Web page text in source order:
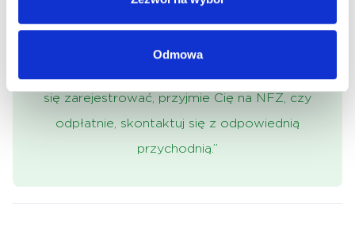
Odmowa
której jednostce przyjmuje, udzielać porad w
ramach kontraktu NFZ lub komercyjnie.
się zarejestrować, przyjmie Cię na NFZ, czy
odpłatnie, skontaktuj się z odpowiednią
przychodnią.”